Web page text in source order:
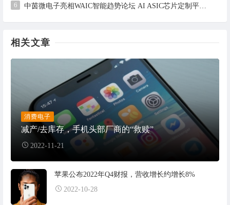
6
相关文章
消费电子
减产/去库存，手机头部厂商的“救赎”
2022-11-21
苹果公布2022年Q4财报，营收增长约增长8%
2022-10-28